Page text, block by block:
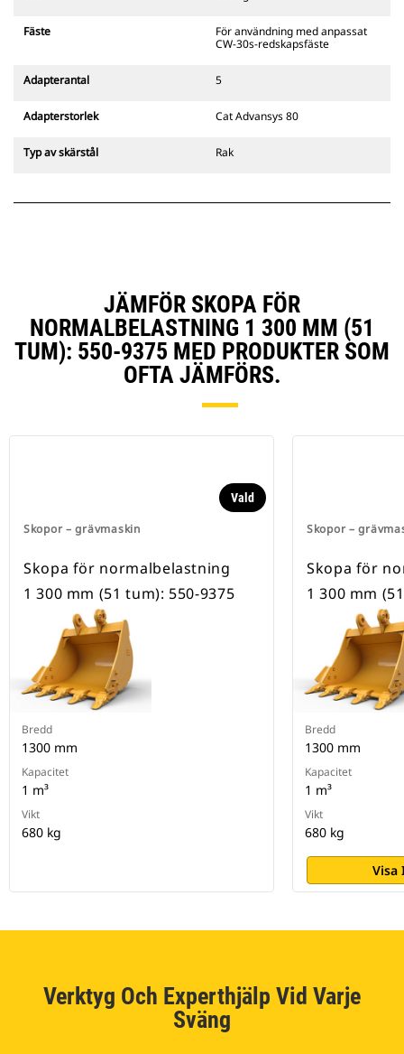
311–352 och alla hjulburna
dikesbredd finns även tillgängliga.
det CW-anpassade redskapsfästet
redskapsfästets gångjärn. CW-
redskapen.
Fäste
För användning med anpassat
CW-30s-redskapsfäste
Adapterantal 5
Adapterstorlek Cat Advansys 80
Typ av skärstål Rak
JÄMFÖR SKOPA FÖR
NORMALBELASTNING 1 300 MM (51
TUM): 550-9375 MED PRODUKTER SOM
OFTA JÄMFÖRS.
Skopor – grävmaskin
Vald
Skopa för normalbelastning
1 300 mm (51 tum): 550-9375
Bredd
1300 mm
Kapacitet
1 m³
Vikt
680 kg
Skopor –
Skopa för
1 300 mm
Bredd
1300 mm
Kapacitet
1 m³
Vikt
680 kg
Visa
Verktyg Och Experthjälp Vid Varje
Sväng